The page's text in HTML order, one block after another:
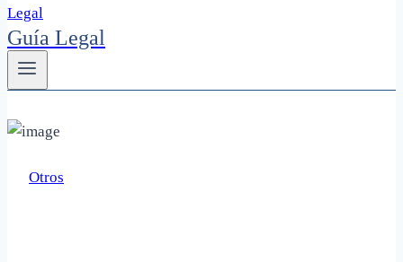
Guía Legal
Otros